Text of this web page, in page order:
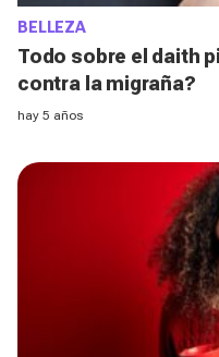
BELLEZA
Todo sobre el daith
contra la migraña?
hay 5 años